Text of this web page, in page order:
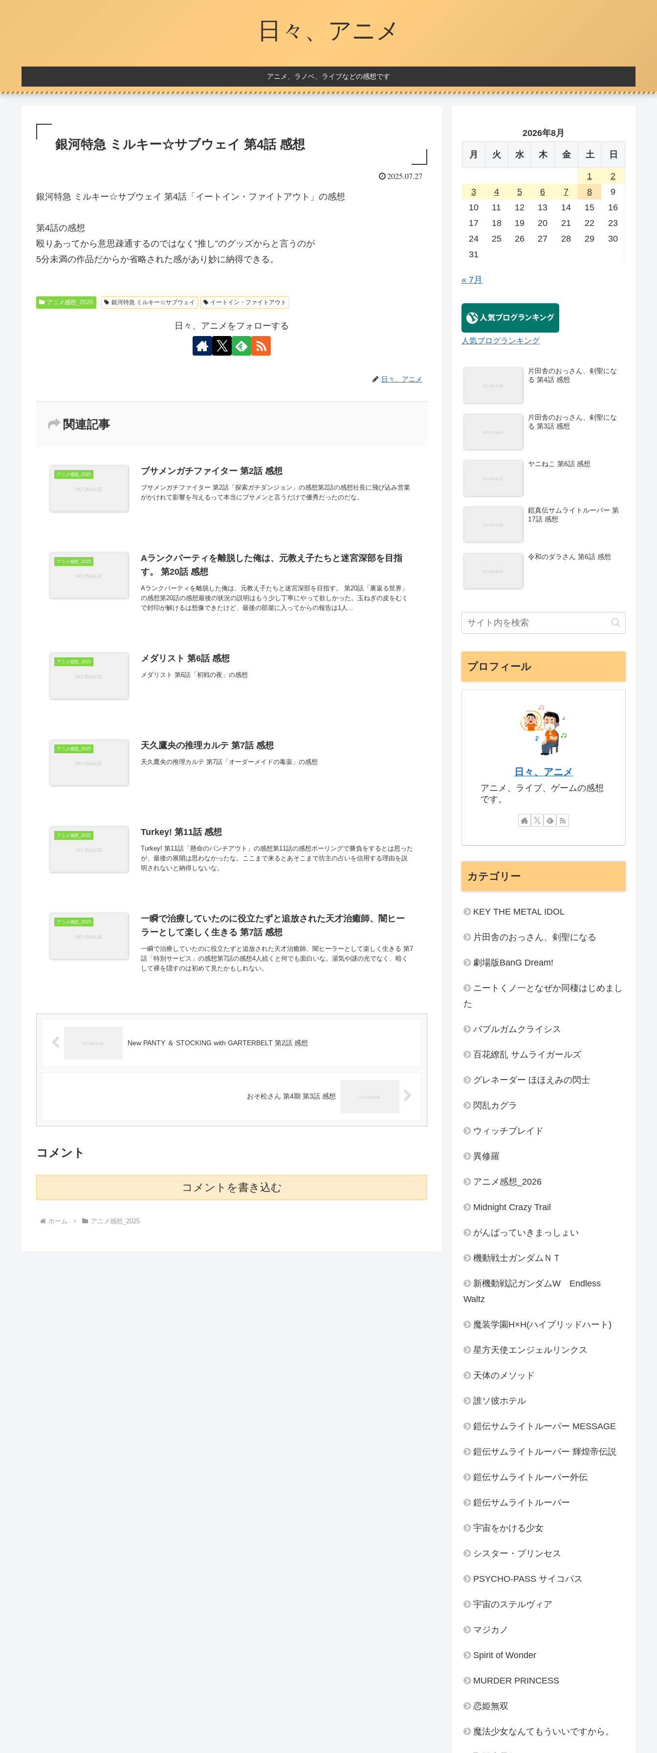
日々、アニメ
アニメ、ラノベ、ライブなどの感想です
銀河特急 ミルキー☆サブウェイ 第4話 感想
2025.07.27
銀河特急 ミルキー☆サブウェイ 第4話「イートイン・ファイトアウト」の感想
第4話の感想
殴りあってから意思疎通するのではなく”推し”のグッズからと言うのが
5分未満の作品だからか省略された感があり妙に納得できる。
アニメ感想_2025 銀河特急 ミルキー☆サブウェイ イートイン・ファイトアウト
日々、アニメをフォローする
日々、アニメ
関連記事
アニメ感想_2025 ブサメンガチファイター 第2話 感想
ブサメンガチファイター 第2話「探索ガチダンジョン」の感想第2話の感想社長に飛び込み営業
がかけれて影響を与えるって本当にブサメンと言うだけで優秀だったのだな。
アニメ感想_2025
Aランクパーティを離脱した俺は、元教え子たちと迷宮深部を目指
す。 第20話 感想
Aランクパーティを離脱した俺は、元教え子たちと迷宮深部を目指す。 第20話「裏返る世界」
の感想第20話の感想最後の状況の説明はもう少し丁寧にやって欲しかった。玉ねぎの皮をむく
で封印が解けるは想像できたけど、最後の部屋に入ってからの報告は1人...
アニメ感想_2025 メダリスト 第6話 感想
メダリスト 第6話「初戦の夜」の感想
アニメ感想_2025 天久鷹央の推理カルテ 第7話 感想
天久鷹央の推理カルテ 第7話「オーダーメイドの毒薬」の感想
アニメ感想_2025 Turkey! 第11話 感想
Turkey! 第11話「懸命のパンチアウト」の感想第11話の感想ボーリングで勝負をするとは思った
が、最後の展開は思わなかったな。ここまで来るとあそこまで坊主の占いを信用する理由を説
明されないと納得しないな。
アニメ感想_2025
一瞬で治療していたのに役立たずと追放された天才治癒師、闇ヒー
ラーとして楽しく生きる 第7話 感想
一瞬で治療していたのに役立たずと追放された天才治癒師、闇ヒーラーとして楽しく生きる 第7
話「特別サービス」の感想第7話の感想4人続くと何でも面白いな。湯気や謎の光でなく、暗く
して裸を隠すのは初めて見たかもしれない。
New PANTY ＆ STOCKING with GARTERBELT 第2話 感想
おそ松さん 第4期 第3話 感想
コメント
コメントを書き込む
ホーム アニメ感想_2025
2026年8月
月 火 水 木 金 土 日
1
2
3
4 5 6 7 8
9
10
11 12 13 14 15
16
17
18 19 20 21 22
23
24
25 26 27 28 29
30
31
« 7月
人気ブログランキング
片田舎のおっさん、剣聖にな
る 第4話 感想
片田舎のおっさん、剣聖にな
る 第3話 感想
ヤニねこ 第6話 感想
鎧真伝サムライトルーパー 第
17話 感想
令和のダラさん 第6話 感想
プロフィール
日々、アニメ
アニメ、ライブ、ゲームの感想
です。
カテゴリー
KEY THE METAL IDOL
片田舎のおっさん、剣聖になる
劇場版BanG Dream!
ニートくノ一となぜか同棲はじめまし
た
バブルガムクライシス
百花繚乱 サムライガールズ
グレネーダー ほほえみの閃士
閃乱カグラ
ウィッチブレイド
異修羅
アニメ感想_2026
Midnight Crazy Trail
がんばっていきまっしょい
機動戦士ガンダムＮＴ
新機動戦記ガンダムW Endless
Waltz
魔装学園H×H(ハイブリッドハート)
星方天使エンジェルリンクス
天体のメソッド
誰ソ彼ホテル
鎧伝サムライトルーパー MESSAGE
鎧伝サムライトルーパー 輝煌帝伝説
鎧伝サムライトルーパー外伝
鎧伝サムライトルーパー
宇宙をかける少女
シスター・プリンセス
PSYCHO-PASS サイコパス
宇宙のステルヴィア
マジカノ
Spirit of Wonder
MURDER PRINCESS
恋姫無双
魔法少女なんてもういいですから。